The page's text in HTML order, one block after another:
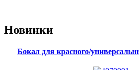
Новинки
Бокал для красного/